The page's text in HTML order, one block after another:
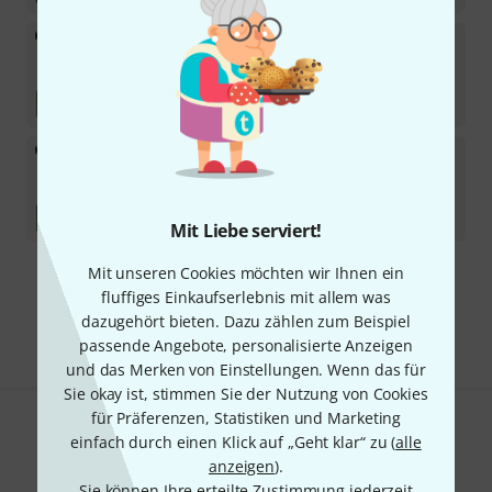
Mit Liebe serviert!
Mit unseren Cookies möchten wir Ihnen ein
fluffiges Einkaufserlebnis mit allem was
dazugehört bieten. Dazu zählen zum Beispiel
passende Angebote, personalisierte Anzeigen
und das Merken von Einstellungen. Wenn das für
Sie okay ist, stimmen Sie der Nutzung von Cookies
für Präferenzen, Statistiken und Marketing
einfach durch einen Klick auf „Geht klar“ zu (alle
anzeigen).
the box proAchat 804/112 Quadro Gala Set
In 4–5 Wochen lieferbar
2.199€
the box pro Achat 404/112 Quadro Gala Set
2.049 €
Kostenloser Versand ab 29 €
Alle Preise inkl. MwSt.
Gefällt Ihnen, was Sie sehen?
Teilen